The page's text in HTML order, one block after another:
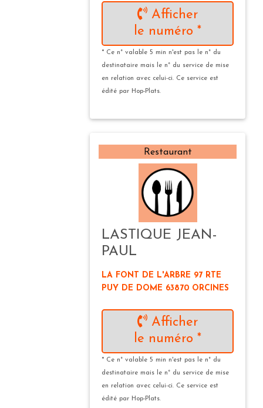
Afficher
le numéro *
* Ce n° valable 5 min n'est pas le n° du
destinataire mais le n° du service de mise
en relation avec celui-ci. Ce service est
édité par Hop-Plats.
Restaurant
LASTIQUE JEAN-
PAUL
LA FONT DE L'ARBRE 97 RTE
PUY DE DOME 63870 ORCINES
Afficher
le numéro *
* Ce n° valable 5 min n'est pas le n° du
destinataire mais le n° du service de mise
en relation avec celui-ci. Ce service est
édité par Hop-Plats.